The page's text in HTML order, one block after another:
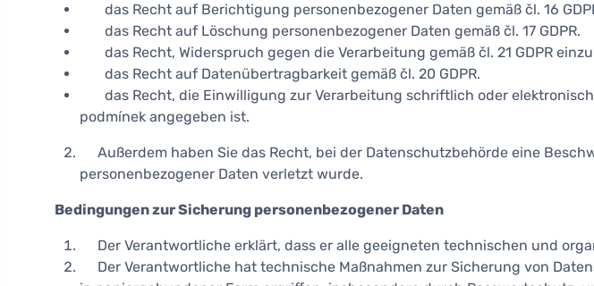
das Recht auf Berichtigung personenbezogener Daten gemäß čl. 16
das Recht auf Löschung personenbezogener Daten gemäß čl. 17 GDPR.
das Recht, Widerspruch gegen die Verarbeitung gemäß čl. 21 GDPR
das Recht auf Datenübertragbarkeit gemäß čl. 20 GDPR.
das Recht, die Einwilligung zur Verarbeitung schriftlich oder
podmínek angegeben ist.
Außerdem haben Sie das Recht, bei der Datenschutzbehörde eine
personenbezogener Daten verletzt wurde.
Bedingungen zur Sicherung personenbezogener Daten
Der Verantwortliche erklärt, dass er alle geeigneten technischen und
Der Verantwortliche hat technische Maßnahmen zur Sicherung von